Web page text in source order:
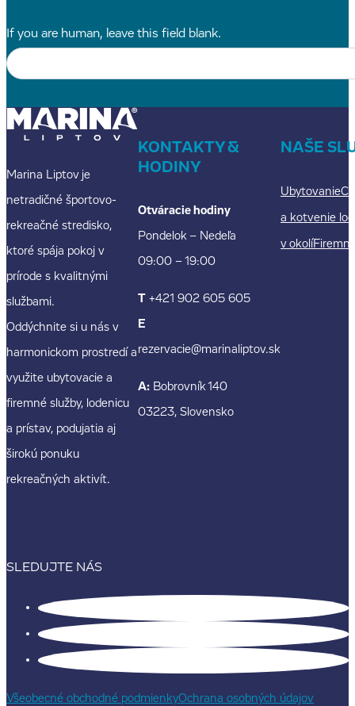
If you are human, leave this field blank.
Marina Liptov je
netradičné športovo-
rekreačné stredisko,
ktoré spája pokoj v
prírode s kvalitnými
službami.
Oddýchnite si u nás v
harmonickom prostredí a
využite ubytovacie a
firemné služby, lodenicu
a prístav, podujatia aj
širokú ponuku
rekreačných aktivít.
KONTAKTY &
HODINY
Otváracie hodiny
Pondelok – Nedeľa
09:00 – 19:00
T +421 902 605 605
E
rezervacie@marinaliptov.sk
A: Bobrovník 140
03223, Slovensko
NAŠE
Ubytovanie
a kotvenie
v okolí
SLEDUJTE NÁS
Všeobecné obchodné podmienkyOchrana osobných údajov